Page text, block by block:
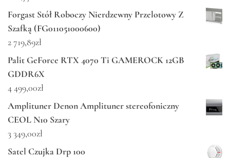
Forgast Stół Roboczy Nierdzewny Przelotowy Z
Szafką (FG011051000600)
2 719,89zł
Palit GeForce RTX 4070 Ti GAMEROCK 12GB
GDDR6X
4 499,00zł
Amplituner Denon Amplituner stereofoniczny
CEOL N10 Szary
3 349,00zł
Satel Czujka Drp 100